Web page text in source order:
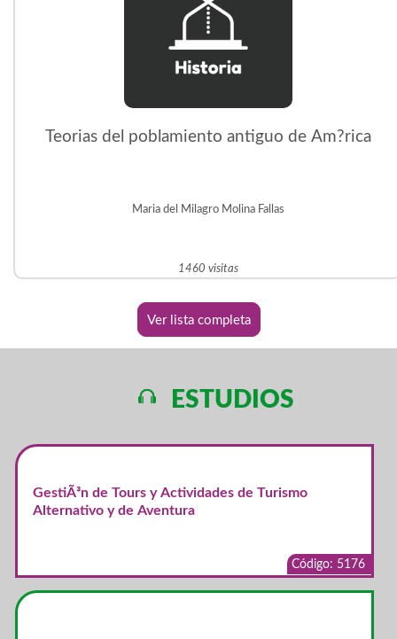
Teorias del poblamiento antiguo de Am?rica
Maria del Milagro Molina Fallas
1460 visitas
Ver lista completa
ESTUDIOS
GestiÃ³n de Tours y Actividades de Turismo
Alternativo y de Aventura
Código: 5176